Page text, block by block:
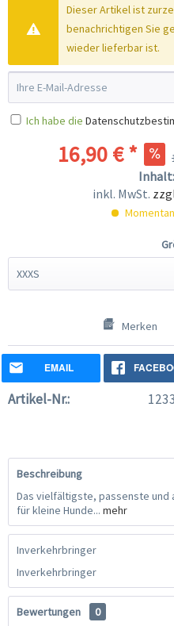
Dieser Artikel ist
benachrichtigen Sie
wieder lieferbar ist.
Ich habe die
16,90 € *
Inhalt:
inkl. MwSt.
Merken
EMAIL
Artikel-Nr.:
Beschreibung
Das vielfältigste, passenste und
für kleine Hunde... mehr
Inverkehrbringer
Inverkehrbringer
Bewertungen
0